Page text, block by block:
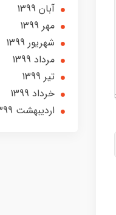
آبان 1399
مهر 1399
شهریور 1399
مرداد 1399
تير 1399
خرداد 1399
ارديبهشت 1399